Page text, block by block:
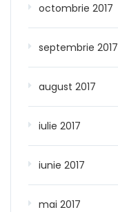
octombrie 2017
septembrie 2017
august 2017
iulie 2017
iunie 2017
mai 2017